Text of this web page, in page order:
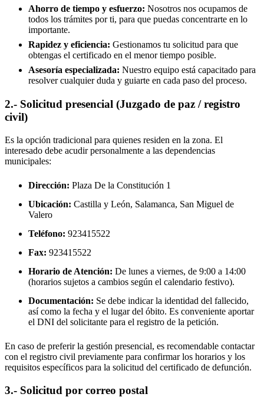
Ahorro de tiempo y esfuerzo: Nosotros nos ocupamos de
todos los trámites por ti, para que puedas concentrarte en lo
importante.
Rapidez y eficiencia: Gestionamos tu solicitud para que
obtengas el certificado en el menor tiempo posible.
Asesoría especializada: Nuestro equipo está capacitado para
resolver cualquier duda y guiarte en cada paso del proceso.
2.- Solicitud presencial (Juzgado de paz / registro
civil)
Es la opción tradicional para quienes residen en la zona. El
interesado debe acudir personalmente a las dependencias
municipales:
Dirección: Plaza De la Constitución 1
Ubicación: Castilla y León, Salamanca, San Miguel de
Valero
Teléfono: 923415522
Fax: 923415522
Horario de Atención: De lunes a viernes, de 9:00 a 14:00
(horarios sujetos a cambios según el calendario festivo).
Documentación: Se debe indicar la identidad del fallecido,
así como la fecha y el lugar del óbito. Es conveniente aportar
el DNI del solicitante para el registro de la petición.
En caso de preferir la gestión presencial, es recomendable contactar
con el registro civil previamente para confirmar los horarios y los
requisitos específicos para la solicitud del certificado de defunción.
3.- Solicitud por correo postal